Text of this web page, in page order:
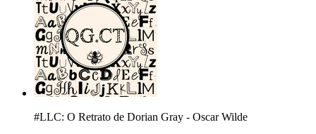
#LLC: O Retrato de Dorian Gray - Oscar Wilde